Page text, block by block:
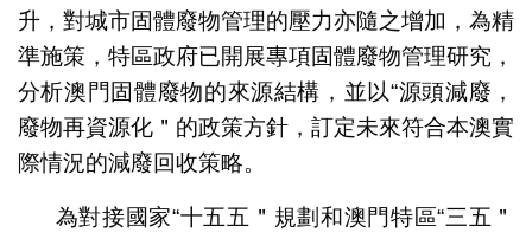
升，對城市固體廢物管理的壓力亦隨之增加，為精
準施策，特區政府已開展專項固體廢物管理研究，
分析澳門固體廢物的來源結構，並以“源頭減廢，
廢物再資源化＂的政策方針，訂定未來符合本澳實
際情況的減廢回收策略。
為對接國家“十五五＂規劃和澳門特區“三五＂